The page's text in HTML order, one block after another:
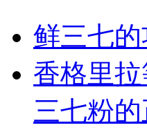
鲜三七
香格里
三七粉的